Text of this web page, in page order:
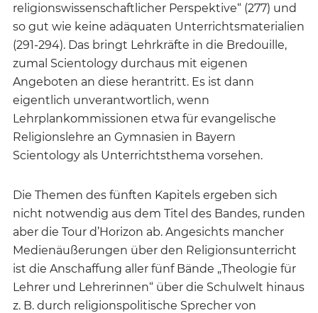
religionswissenschaftlicher Perspektive“ (277) und
so gut wie keine adäquaten Unterrichtsmaterialien
(291-294). Das bringt Lehrkräfte in die Bredouille,
zumal Scientology durchaus mit eigenen
Angeboten an diese herantritt. Es ist dann
eigentlich unverantwortlich, wenn
Lehrplankommissionen etwa für evangelische
Religionslehre an Gymnasien in Bayern
Scientology als Unterrichtsthema vorsehen.
Die Themen des fünften Kapitels ergeben sich
nicht notwendig aus dem Titel des Bandes, runden
aber die Tour d’Horizon ab. Angesichts mancher
Medienäußerungen über den Religionsunterricht
ist die Anschaffung aller fünf Bände „Theologie für
Lehrer und Lehrerinnen“ über die Schulwelt hinaus
z. B. durch religionspolitische Sprecher von